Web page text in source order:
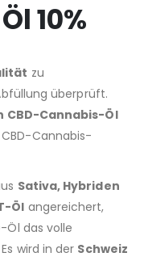
10%
zu
überprüft.
CBD-Cannabis-Öl
Cannabis-
Sativa, Hybriden
Öl angereichert,
Öl das volle
wird in der Schweiz